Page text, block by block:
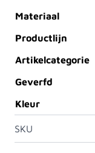
Materiaal
Productlijn
Artikelcategorie
Geverfd
Kleur
SKU